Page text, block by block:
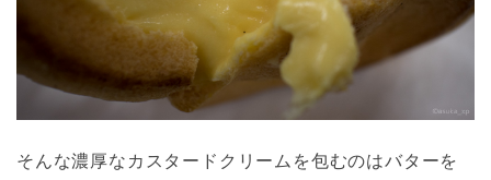
そんな濃厚なカスタードクリームを包むのはバターを